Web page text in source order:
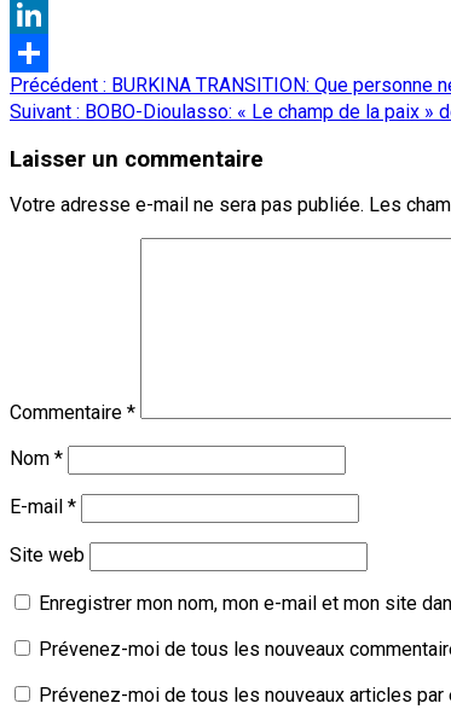
Threads
LinkedIn
Partager
Navigation
d’article
Précédent : BURKINA TRANSITION: Que personne
Suivant : BOBO-Dioulasso: « Le champ de la paix
Laisser un commentaire
Votre adresse e-mail ne sera pas publiée. Les
Commentaire *
Nom *
E-mail *
Site web
Enregistrer mon nom, mon e-mail et mon site
Prévenez-moi de tous les nouveaux
Prévenez-moi de tous les nouveaux articles par